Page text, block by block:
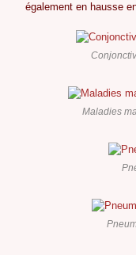
également en hausse
Maladies